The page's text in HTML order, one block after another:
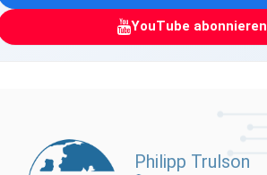
YouTube abonnieren
Philipp Trulson